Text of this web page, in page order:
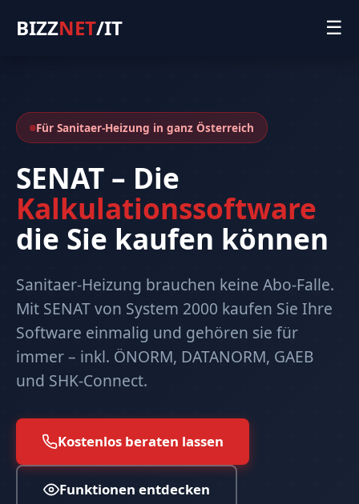
BIZZNET/IT ☰
Für Sanitaer-Heizung in ganz Österreich
SENAT – Die
Kalkulationssoftware
die Sie kaufen können
Sanitaer-Heizung brauchen keine Abo-Falle.
Mit SENAT von System 2000 kaufen Sie Ihre
Software einmalig und gehören sie für
immer – inkl. ÖNORM, DATANORM, GAEB
und SHK-Connect.
Kostenlos beraten lassen
Funktionen entdecken